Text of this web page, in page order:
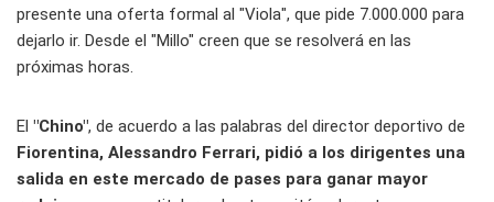
presente una oferta formal al "Viola", que pide 7.000.000 para
dejarlo ir. Desde el "Millo" creen que se resolverá en las
próximas horas.
El "Chino", de acuerdo a las palabras del director deportivo de
Fiorentina, Alessandro Ferrari, pidió a los dirigentes una
salida en este mercado de pases para ganar mayor